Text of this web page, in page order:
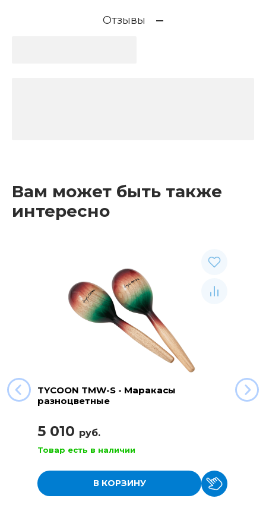
Отзывы
Вам может быть также
интересно
TYCOON TMW-S - Маракасы
разноцветные
5 010 руб.
Товар есть в наличии
В КОРЗИНУ